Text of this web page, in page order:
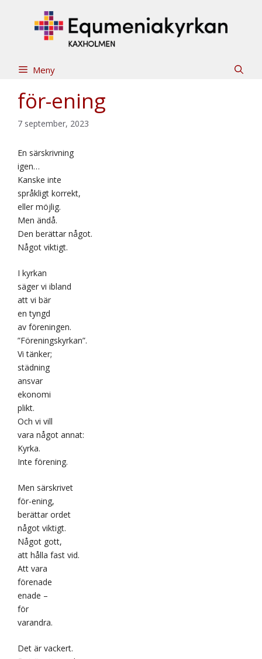
Meny
för-ening
7 september, 2023
En särskrivning
igen…
Kanske inte
språkligt korrekt,
eller möjlig.
Men ändå.
Den berättar något.
Något viktigt.
I kyrkan
säger vi ibland
att vi bär
en tyngd
av föreningen.
”Föreningskyrkan”.
Vi tänker;
städning
ansvar
ekonomi
plikt.
Och vi vill
vara något annat:
Kyrka.
Inte förening.
Men särskrivet
för-ening,
berättar ordet
något viktigt.
Något gott,
att hålla fast vid.
Att vara
förenade
enade –
för
varandra.
Det är vackert.